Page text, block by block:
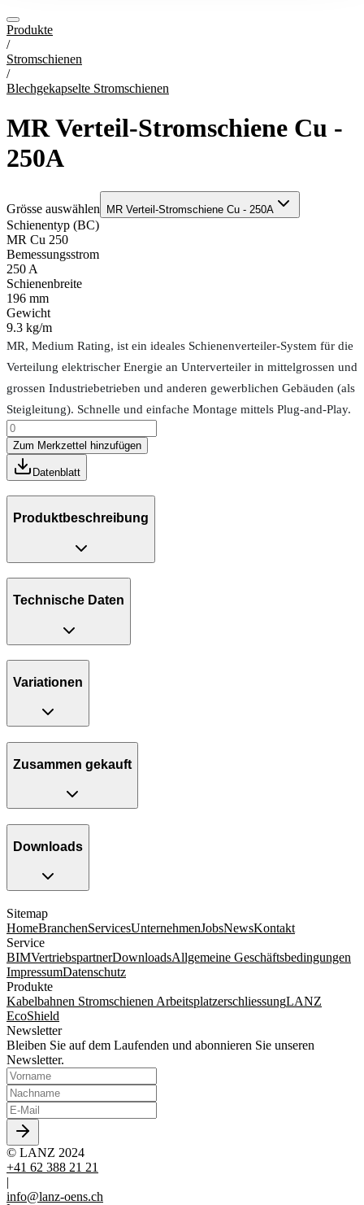
Produkte
/
Stromschienen
/
Blechgekapselte Stromschienen
MR Verteil-Stromschiene Cu -
250A
Grösse auswählen MR Verteil-Stromschiene Cu - 250A
Schienentyp (BC)
MR Cu 250
Bemessungsstrom
250 A
Schienenbreite
196 mm
Gewicht
9.3 kg/m
MR, Medium Rating, ist ein ideales Schienenverteiler-System für die
Verteilung elektrischer Energie an Unterverteiler in mittelgrossen und
grossen Industriebetrieben und anderen gewerblichen Gebäuden (als
Steigleitung). Schnelle und einfache Montage mittels Plug-and-Play.
Zum Merkzettel hinzufügen
Datenblatt
Produktbeschreibung
Technische Daten
Variationen
Zusammen gekauft
Downloads
Sitemap
HomeBranchenServicesUnternehmenJobsNewsKontakt
Service
BIMVertriebspartnerDownloadsAllgemeine Geschäftsbedingungen
ImpressumDatenschutz
Produkte
Kabelbahnen Stromschienen ArbeitsplatzerschliessungLANZ
EcoShield
Newsletter
Bleiben Sie auf dem Laufenden und abonnieren Sie unseren
Newsletter.
© LANZ 2024
+41 62 388 21 21
|
info@lanz-oens.ch